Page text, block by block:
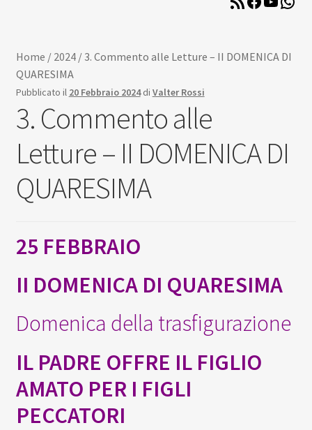
Riviste
Scuola
Contatti
Don Bosco
Home / 2024/ 3. Commento alle Letture – II DOMENICA DI
QUARESIMA
Pubblicato il 20 Febbraio 2024 di Valter Rossi
3. Commento alle
Letture – II DOMENICA DI
QUARESIMA
25 FEBBRAIO
II DOMENICA DI QUARESIMA
Domenica della trasfigurazione
IL PADRE OFFRE IL FIGLIO
AMATO PER I FIGLI
PECCATORI